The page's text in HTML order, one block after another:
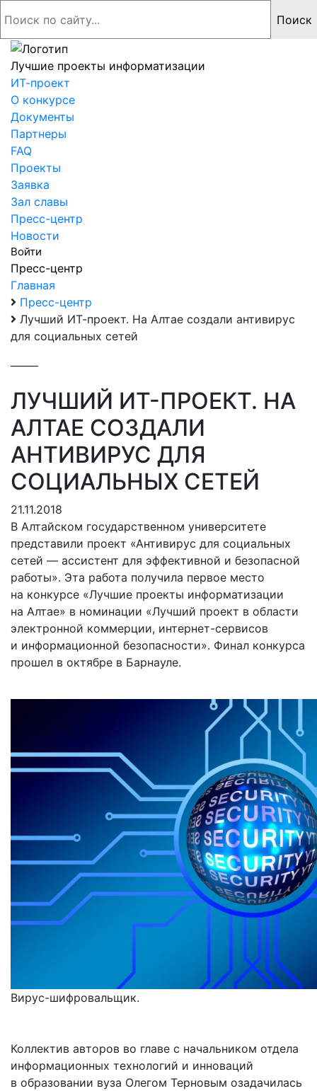
Лучшие проекты информатизации
ИТ-проект
О конкурсе
Документы
Партнеры
FAQ
Проекты
Заявка
Зал славы
Пресс-центр
Новости
Войти
Пресс-центр
Главная
Пресс-центр
Лучший ИТ-проект. На Алтае создали антивирус
для социальных сетей
ЛУЧШИЙ ИТ-ПРОЕКТ. НА
АЛТАЕ СОЗДАЛИ
АНТИВИРУС ДЛЯ
СОЦИАЛЬНЫХ СЕТЕЙ
21.11.2018
В Алтайском государственном университете
представили проект «Антивирус для социальных
сетей — ассистент для эффективной и безопасной
работы». Эта работа получила первое место
на конкурсе «Лучшие проекты информатизации
на Алтае» в номинации «Лучший проект в области
электронной коммерции, интернет-сервисов
и информационной безопасности». Финал конкурса
прошел в октябре в Барнауле.
Вирус-шифровальщик.
Коллектив авторов во главе с начальником отдела
информационных технологий и инноваций
в образовании вуза Олегом Терновым озадачилась